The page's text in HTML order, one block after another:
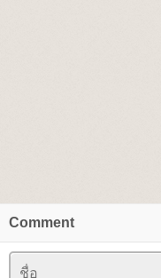
Comment